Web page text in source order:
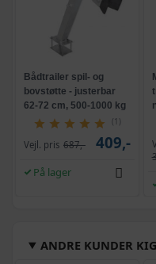
Bådtrailer spil- og
bovstøtte - justerbar
62-72 cm, 500-1000 kg
(1)
Vejl. pris 687,- 409,-
På lager
ANDRE KUNDER